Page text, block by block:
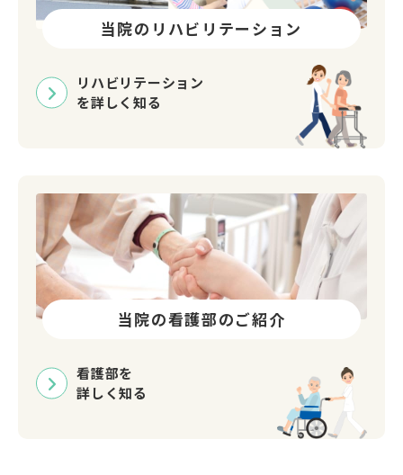
当院のリハビリテーション
リハビリテーション
を詳しく知る
当院の看護部のご紹介
看護部を
詳しく知る